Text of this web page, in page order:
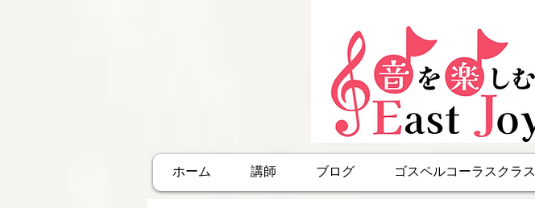
ホーム 講師 ブログ ゴスペルコーラスクラス